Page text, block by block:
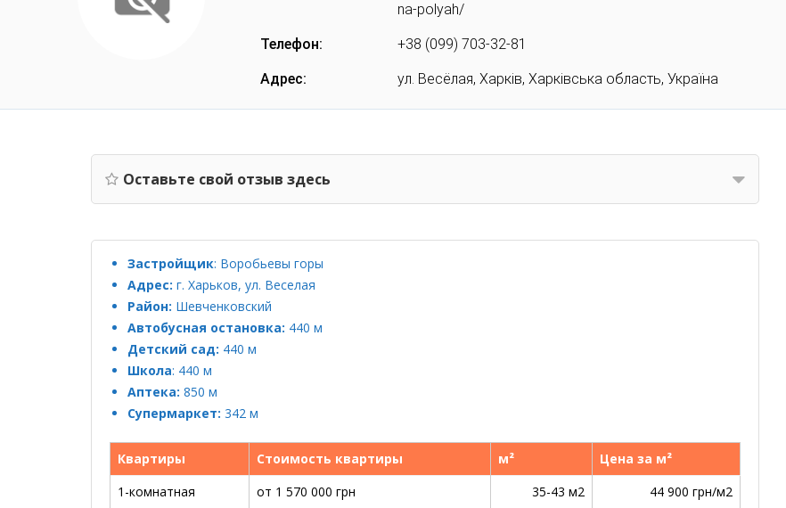
na-polyah/
Телефон: +38 (099) 703-32-81
Адрес: ул. Весёлая, Харків, Харківська область, Україна
Оставьте свой отзыв здесь
Застройщик: Воробьевы горы
Адрес: г. Харьков, ул. Веселая
Район: Шевченковский
Автобусная остановка: 440 м
Детский сад: 440 м
Школа: 440 м
Аптека: 850 м
Супермаркет: 342 м
Квартиры Стоимость квартиры м²
Цена за м²
1-комнатная
от 1 570 000 грн 35-43 м2
44 900 грн/м2